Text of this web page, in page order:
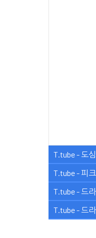
T.tube - 도
T.tube - 피
T.tube - 드
T.tube - 드